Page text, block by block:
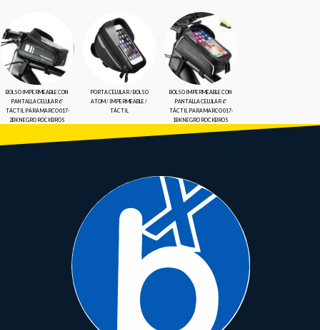
BOLSO IMPERMEABLE CON
PANTALLA CELULAR 6”
TÁCTIL PARA MARCO 017-
2BK NEGRO ROCKBROS
PORTA CELULAR / BOLSO
ATOM / IMPERMEABLE /
TÁCTIL
BOLSO IMPERMEABLE CON
PANTALLA CELULAR 6”
TÁCTIL PARA MARCO 017-
1BK NEGRO ROCKBROS